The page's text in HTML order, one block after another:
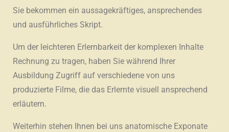
Sie bekommen ein aussagekräftiges, ansprechendes
und ausführliches Skript.
Um der leichteren Erlernbarkeit der komplexen Inhalte
Rechnung zu tragen, haben Sie während Ihrer
Ausbildung Zugriff auf verschiedene von uns
produzierte Filme, die das Erlernte visuell ansprechend
erläutern.
Weiterhin stehen Ihnen bei uns anatomische Exponate